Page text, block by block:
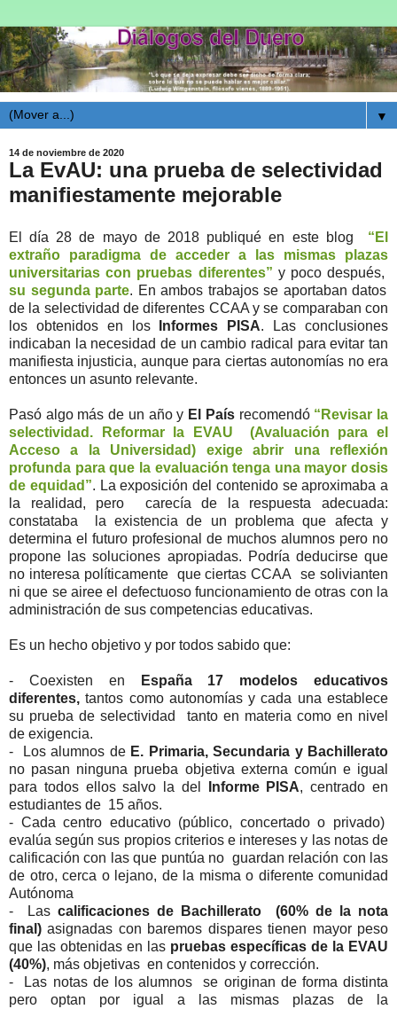
▼
14 de noviembre de 2020
La EvAU: una prueba de selectividad
manifiestamente mejorable
El día 28 de mayo de 2018 publiqué en este blog
“El
extraño paradigma de acceder a las mismas plazas
universitarias con pruebas diferentes” y poco después,
su segunda parte. En ambos trabajos se aportaban datos
de la selectividad de diferentes CCAA y se comparaban con
los obtenidos en los
Informes PISA. Las conclusiones
indicaban la necesidad de un cambio radical para evitar tan
manifiesta injusticia, aunque para ciertas autonomías no era
entonces un asunto relevante.
Pasó algo más de un año y El País recomendó “Revisar la
selectividad. Reformar la EVAU (Avaluación para el
Acceso a la Universidad) exige abrir una reflexión
profunda para que la evaluación tenga una mayor dosis
de equidad”. La exposición del contenido se aproximaba a
la realidad, pero carecía de la respuesta adecuada:
constataba la existencia de un problema que afecta y
determina el futuro profesional de muchos alumnos pero no
propone las soluciones apropiadas. Podría deducirse que
no interesa políticamente que ciertas CCAA se solivianten
ni que se airee el defectuoso funcionamiento de otras con la
administración de sus competencias educativas.
Es un hecho objetivo y por todos sabido que:
- Coexisten en España
17 modelos educativos
diferentes, tantos como autonomías y cada una establece
su prueba de selectividad tanto en materia como en nivel
de exigencia.
- Los alumnos de E. Primaria, Secundaria y Bachillerato
no pasan ninguna prueba objetiva externa común e igual
para todos ellos salvo la del
Informe PISA, centrado en
estudiantes de 15 años.
- Cada centro educativo (público, concertado o privado)
evalúa según sus propios criterios e intereses y las notas de
calificación con las que puntúa no guardan relación con las
de otro, cerca o lejano, de la misma o diferente comunidad
Autónoma
- Las calificaciones de Bachillerato (60% de la nota
final) asignadas con baremos dispares tienen mayor peso
que las obtenidas en las pruebas específicas de la EVAU
(40%), más objetivas en contenidos y corrección.
- Las notas de los alumnos se originan de forma distinta
pero optan por igual a las mismas plazas de la